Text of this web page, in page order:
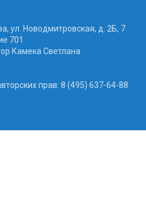
ул. Новодмитровская, д. 2Б, 7
701
Камека Светлана
прав: 8 (495) 637-64-88